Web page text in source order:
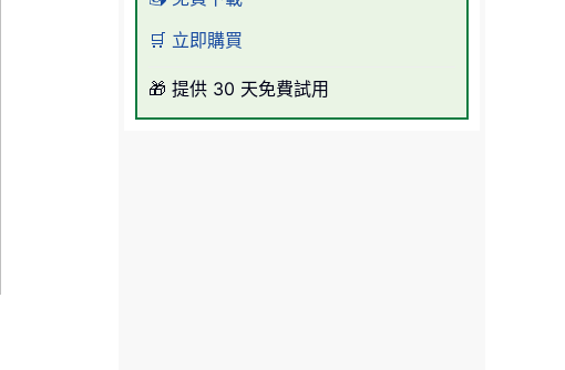
🛒 立即購買
🎁 提供 30 天免費試用